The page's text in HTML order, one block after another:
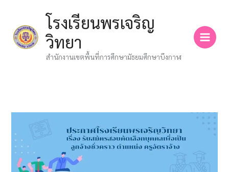
content
โรงเรียนพรเจริญ
วิทยา
สำนักงานเขตพื้นที่การศึกษามัธยมศึกษาบึงกาฬ